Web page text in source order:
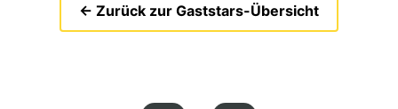
← Zurück zur Gaststars-Übersicht